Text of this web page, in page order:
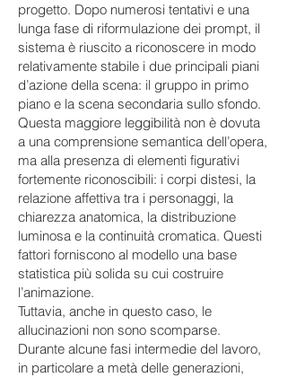
progetto. Dopo numerosi tentativi e una
lunga fase di riformulazione dei prompt, il
sistema è riuscito a riconoscere in modo
relativamente stabile i due principali piani
d’azione della scena: il gruppo in primo
piano e la scena secondaria sullo sfondo.
Questa maggiore leggibilità non è dovuta
a una comprensione semantica dell’opera,
ma alla presenza di elementi figurativi
fortemente riconoscibili: i corpi distesi, la
relazione affettiva tra i personaggi, la
chiarezza anatomica, la distribuzione
luminosa e la continuità cromatica. Questi
fattori forniscono al modello una base
statistica più solida su cui costruire
l’animazione.
Tuttavia, anche in questo caso, le
allucinazioni non sono scomparse.
Durante alcune fasi intermedie del lavoro,
in particolare a metà delle generazioni,